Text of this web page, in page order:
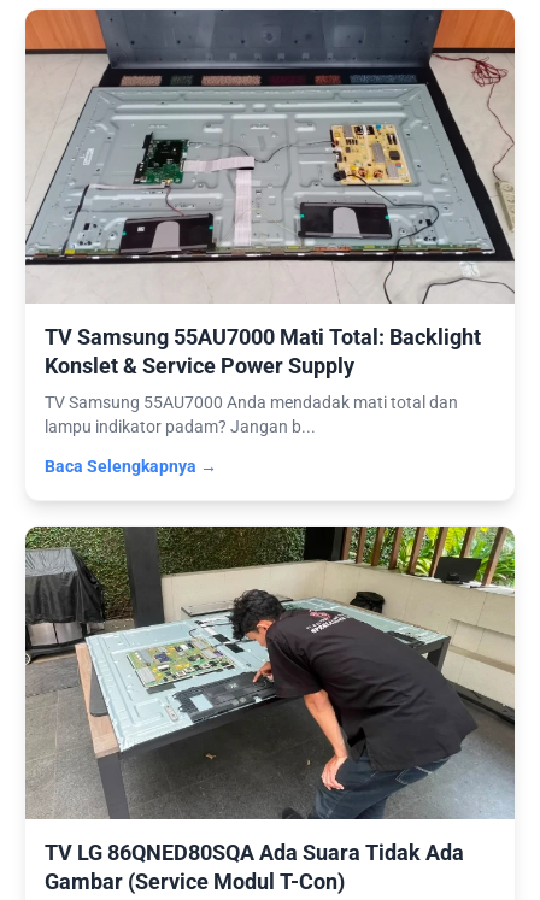
TV Samsung 55AU7000 Mati Total: Backlight
Konslet & Service Power Supply
TV Samsung 55AU7000 Anda mendadak mati total dan
lampu indikator padam? Jangan b...
Baca Selengkapnya →
TV LG 86QNED80SQA Ada Suara Tidak Ada
Gambar (Service Modul T-Con)